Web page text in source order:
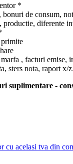
*
bonuri de consum,
productie, diferente
, facturi emise,
sters nota, raport x/z.
suplimentare -
cu acelasi tva din